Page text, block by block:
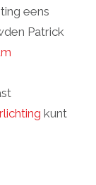
eens
Patrick
kunt